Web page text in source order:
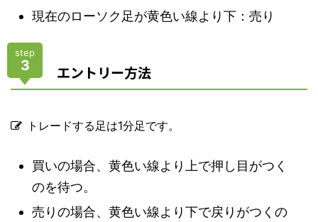
現在のローソク足が黄色い線より下：売り
step
3 エントリー方法
トレードする足は1分足です。
買いの場合、黄色い線より上で押し目がつく
のを待つ。
売りの場合、黄色い線より下で戻りがつくの